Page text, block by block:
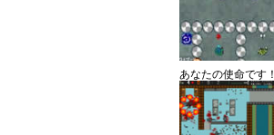
あなたの使命です！